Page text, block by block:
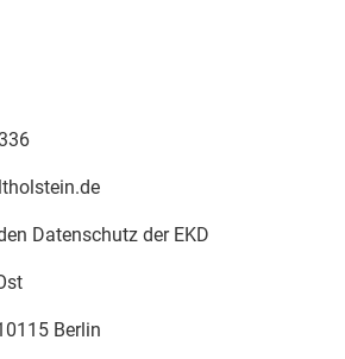
Datenschutz der EKD
Berlin